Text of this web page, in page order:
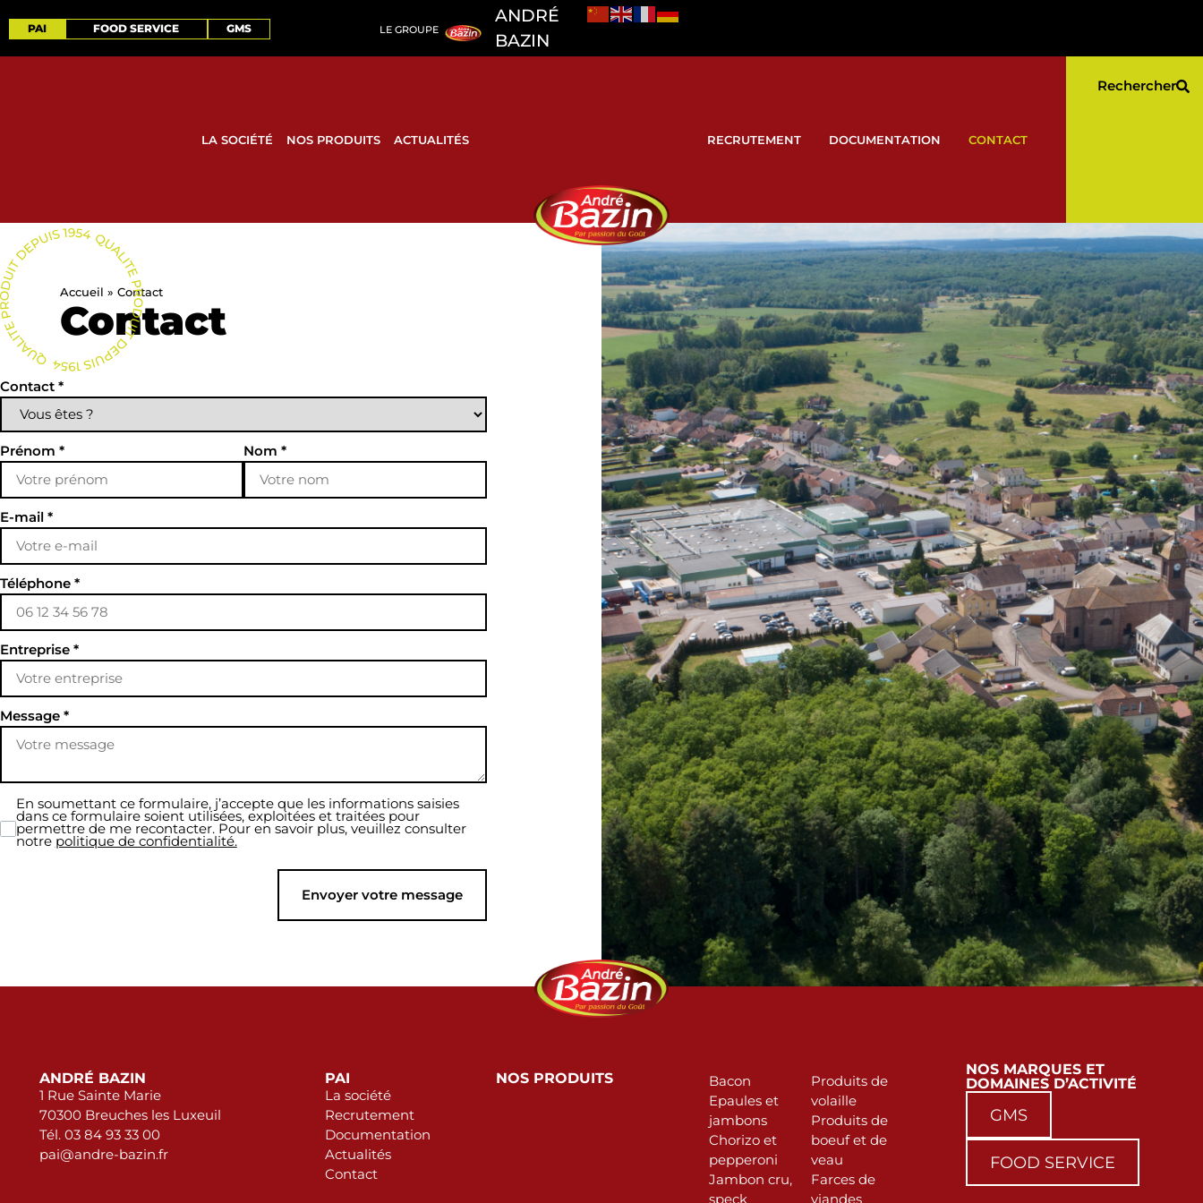
PAI FOOD SERVICE GMS LE GROUPE
ANDRÉ
BAZIN
Rechercher
RECRUTEMENT DOCUMENTATION CONTACT
LA SOCIÉTÉ NOS PRODUITS ACTUALITÉS
Accueil »Contact
Contact
Contact *
Prénom * Nom*
E-mail *
Téléphone *
Entreprise *
Message *
En soumettant ce formulaire, j’accepte que les informations saisies
dans ce formulaire soient utilisées, exploitées et traitées pour
permettre de me recontacter. Pour en savoir plus, veuillez consulter
notre politique de confidentialité.
Envoyer votre message
ANDRÉ BAZIN
1 Rue Sainte Marie
70300 Breuches les Luxeuil
Tél. 03 84 93 33 00
pai@andre-bazin.fr
PAI
La société
Recrutement
Documentation
Actualités
Contact
NOS PRODUITS
Bacon
Epaules et
jambons
Chorizo et
pepperoni
Jambon cru,
speck
Produits de
volaille
Produits de
boeuf et de
veau
Farces de
viandes
NOS MARQUES ET
DOMAINES D’ACTIVITÉ
GMS
FOOD SERVICE